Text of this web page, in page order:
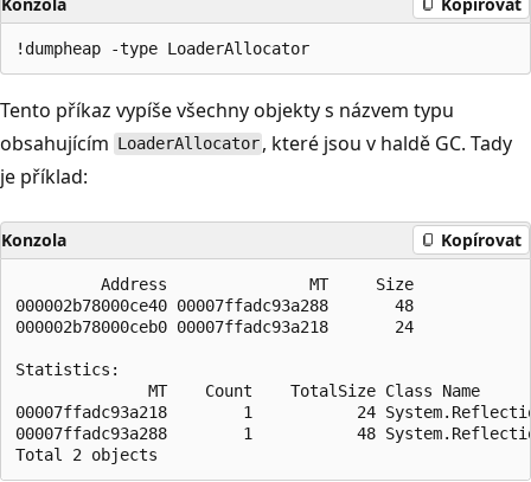
Tento příkaz vypíše všechny objekty s názvem typu
obsahujícím LoaderAllocator , které jsou v haldě GC. Tady
je příklad:
Konzola Kopírovat
         Address               MT     Size
000002b78000ce40 00007ffadc93a288       48
000002b78000ceb0 00007ffadc93a218       24
Statistics:
              MT    Count    TotalSize Class Name
00007ffadc93a218        1           24
00007ffadc93a288        1           48